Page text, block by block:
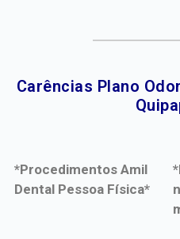
Carências Plano
*Procedimentos Amil
Dental Pessoa Física*